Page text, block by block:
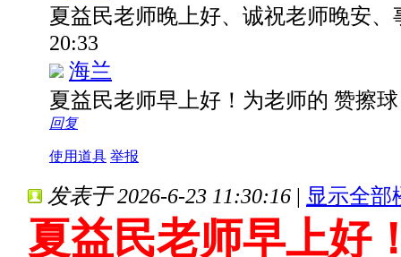
夏益民老师晚上好、诚祝老师晚安
20:33
海兰
夏益民老师早上好！为老师的 赞擦
回复
使用道具 举报
发表于 2026-6-23 11:30:16 | 显示全部
夏益民老师早上好